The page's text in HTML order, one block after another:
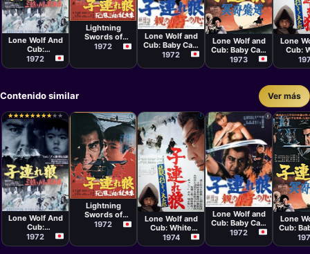
Película
Kenji Misumi
Lone Wolf And
Cub:
Perambulator
Of The River Of
1972
Película
Kenji Misumi
Lightning
Swords of
Death
1972
Película
Buichi Saitō
Lone Wolf and
Cub: Baby Cart
in Peril
1972
Película
Kenji Misumi
Lone Wolf and
Cub: Baby Cart
in Land of
Demons
1973
Lone
Cub:
Contenido similar Ver más
★
★★
★★
★★
★★
★★
★★
★★
★★
★ ★
★
Película
Kenji Misumi
Lone Wolf And
Cub:
Perambulator
Of The River Of
1972
Película
Kenji Misumi
Lightning
Swords of
Death
1972
Película
Yoshiyuki
Kuroda
Lone Wolf and
Cub: White
Heaven in Hell
1974
Película
Buichi Saitō
Lone Wolf and
Cub: Baby Cart
in Peril
1972
Kenji
Lone
Cub:
in